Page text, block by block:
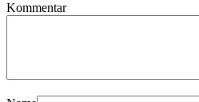
Kommentar